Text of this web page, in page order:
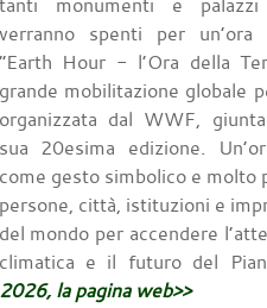
verranno spenti per
“Earth Hour - l’Ora della
grande mobilitazione globale
organizzata dal WWF,
sua 20esima edizione.
come gesto simbolico e molto
persone, città, istituzioni e
del mondo per accendere
climatica e il futuro del
2026, la pagina web>>